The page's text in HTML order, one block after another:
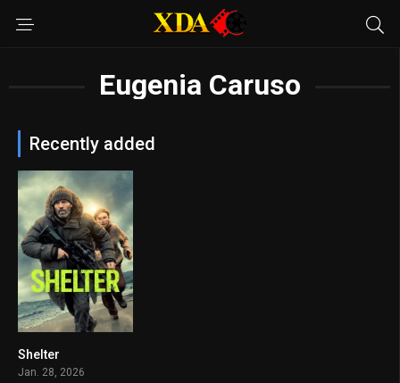
Eugenia Caruso
Recently added
Shelter
Jan. 28, 2026